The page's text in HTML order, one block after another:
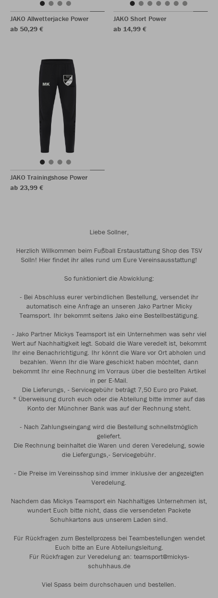
JAKO Allwetterjacke Power
ab 50,29 €
JAKO Short Power
ab 14,99 €
JAKO Trainingshose Power
ab 23,99 €
Liebe Sollner,
Herzlich Willkommen beim Fußball Erstaustattung Shop des TSV
Solln! Hier findet ihr alles rund um Eure Vereinsausstattung!
So funktioniert die Abwicklung:
- Bei Abschluss eurer verbindlichen Bestellung, versendet ihr
automatisch eine Anfrage an unseren Jako Partner Micky
Teamsport. Ihr bekommt seitens Jako eine Bestellbestätigung.
- Jako Partner Mickys Teamsport ist ein Unternehmen was sehr viel
Wert auf Nachhaltigkeit legt. Sobald die Ware veredelt ist, bekommt
Ihr eine Benachrichtigung. Ihr könnt die Ware vor Ort abholen und
bezahlen. Wenn Ihr die Ware geschickt haben möchtet, dann
bekommt Ihr eine Rechnung im Vorraus über die bestellten Artikel
in per E-Mail.
Die Lieferungs, - Servicegebühr beträgt 7,50 Euro pro Paket.
* Überweisung durch euch oder die Abteilung bitte immer auf das
Konto der Münchner Bank was auf der Rechnung steht.
- Nach Zahlungseingang wird die Bestellung schnellstmöglich
geliefert.
Die Rechnung beinhaltet die Waren und deren Veredelung, sowie
die Liefergungs,- Servicegebühr.
- Die Preise im Vereinsshop sind immer inklusive der angezeigten
Veredelung.
Nachdem das Mickys Teamsport ein Nachhaltiges Unternehmen ist,
wundert Euch bitte nicht, dass die versendeten Packete
Schuhkartons aus unserem Laden sind.
Für Rückfragen zum Bestellprozess bei Teambestellungen wendet
Euch bitte an Eure Abteilungsleitung.
Für Rückfragen zur Veredelung an: teamsport@mickys-
schuhhaus.de
Viel Spass beim durchschauen und bestellen.